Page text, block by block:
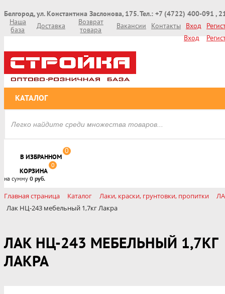
Белгород, ул. Константина Заслонова, 175. Тел.: +7 (4722) 400-091 ,
Наша
база
Доставка
Возврат
товара
Вакансии Контакты Вход
Вход
КАТАЛОГ
В ИЗБРАННОМ
0
КОРЗИНА
0
на сумму 0 руб.
Главная страница Каталог Лаки, краски, грунтовки, пропитки
Лак НЦ-243 мебельный 1,7кг Лакра
ЛАК НЦ-243 МЕБЕЛЬНЫЙ 1,7КГ
ЛАКРА